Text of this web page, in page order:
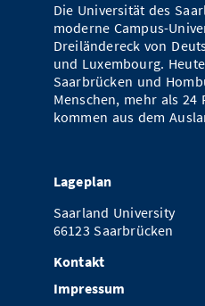
Die Universität des
moderne Campus-
Dreiländereck von
und Luxembourg.
Saarbrücken und
Menschen, mehr als 24
kommen aus dem
Lageplan
Saarland University
66123 Saarbrücken
Kontakt
Impressum